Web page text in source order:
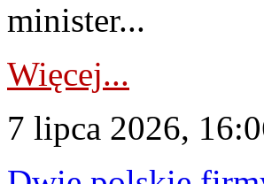
minister...
Więcej...
7 lipca 2026,